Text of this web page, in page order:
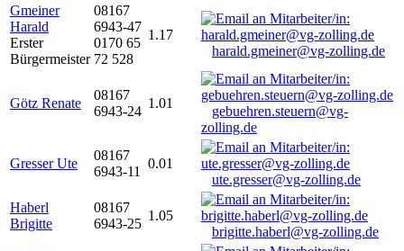
Gmeiner
Harald
Erster
Bürgermeister
08167
6943-47
0170 65
72 528
1.17
harald.gmeiner@vg-zolling.de
Götz Renate
08167
6943-24
1.01
gebuehren.steuern@vg-
zolling.de
Gresser Ute
08167
6943-11
0.01
ute.gresser@vg-zolling.de
Haberl
Brigitte
08167
6943-25
1.05
brigitte.haberl@vg-zolling.de